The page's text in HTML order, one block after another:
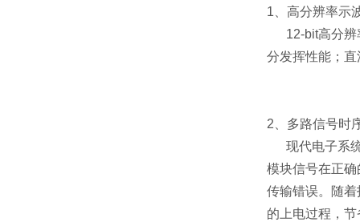
1、高分辨率示
12-bit高分
分发挥性能；
2、多路信号时
现代电子系
模块信号在正
传输错误。随
的上电过程，